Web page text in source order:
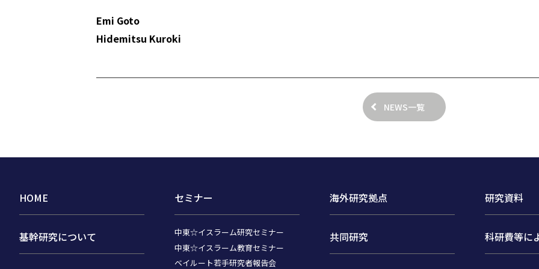
Emi Goto
Hidemitsu Kuroki
NEWS一覧
HOME
基幹研究について
セミナー
中東☆イスラーム研究セミナー
中東☆イスラーム教育セミナー
ベイルート若手研究者報告会
海外研究拠点
共同研究
研究資料
科研費等に